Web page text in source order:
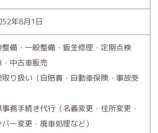
52年8月1日
整備・一般整備・鈑金修理・定期点検
・中古車販売
り扱い（自賠責・自動車保険・事故受
事務手続き代行（名義変更・住所変更・
ー変更・廃車処理など）